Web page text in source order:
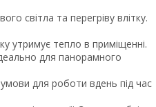
світла та перегріву влітку.
утримує тепло в приміщенні.
для панорамного
для роботи вдень під час